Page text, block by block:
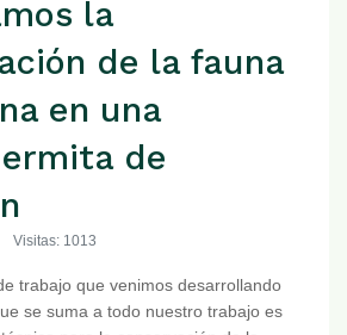
la
de la fauna
en una
de
Visitas: 1013
trabajo que venimos desarrollando
se suma a todo nuestro trabajo es